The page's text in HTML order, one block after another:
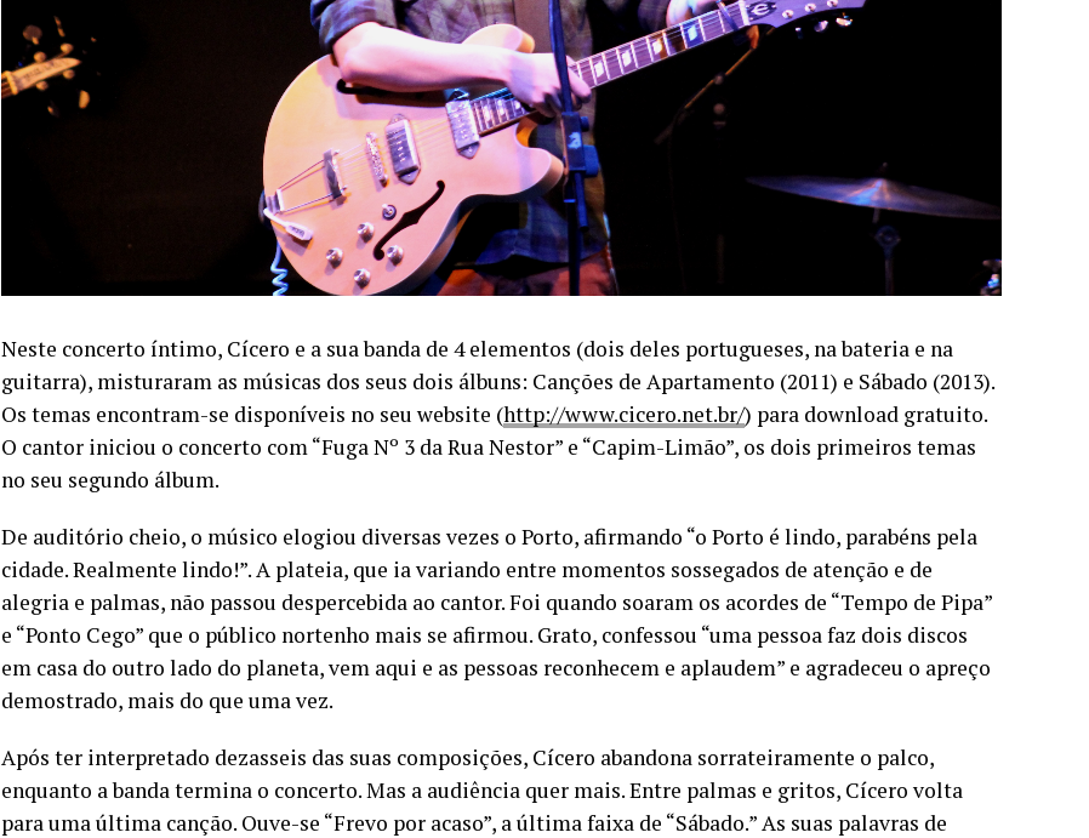
Neste concerto íntimo, Cícero e a sua banda de 4 elementos (dois deles portugueses, na bateria e na
guitarra), misturaram as músicas dos seus dois álbuns: Canções de Apartamento (2011) e Sábado (2013).
Os temas encontram-se disponíveis no seu website (http://www.cicero.net.br/) para download gratuito.
O cantor iniciou o concerto com “Fuga Nº 3 da Rua Nestor” e “Capim-Limão”, os dois primeiros temas
no seu segundo álbum.
De auditório cheio, o músico elogiou diversas vezes o Porto, afirmando “o Porto é lindo, parabéns pela
cidade. Realmente lindo!”. A plateia, que ia variando entre momentos sossegados de atenção e de
alegria e palmas, não passou despercebida ao cantor. Foi quando soaram os acordes de “Tempo de Pipa”
e “Ponto Cego” que o público nortenho mais se afirmou. Grato, confessou “uma pessoa faz dois discos
em casa do outro lado do planeta, vem aqui e as pessoas reconhecem e aplaudem” e agradeceu o apreço
demostrado, mais do que uma vez.
Após ter interpretado dezasseis das suas composições, Cícero abandona sorrateiramente o palco,
enquanto a banda termina o concerto. Mas a audiência quer mais. Entre palmas e gritos, Cícero volta
para uma última canção. Ouve-se “Frevo por acaso”, a última faixa de “Sábado.” As suas palavras de